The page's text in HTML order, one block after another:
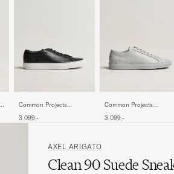
Common Projects
Black/White
3 099,-
Common Projects
Grey
3 099,-
AXEL ARIGATO
Clean 90 Suede